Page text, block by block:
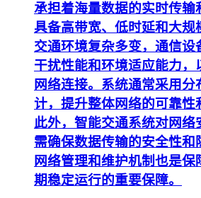
承担着海量数据的实时传输
具备高带宽、低时延和大规
交通环境复杂多变，通信设
干扰性能和环境适应能力，
网络连接。系统通常采用
计，提升整体网络的可靠性
此外，智能交通系统对网络
需确保数据传输的安全性和
网络管理和维护机制也是
期稳定运行的重要保障。